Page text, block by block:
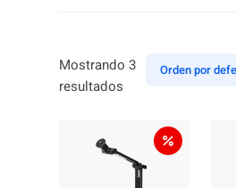
Mostrando 3
resultados